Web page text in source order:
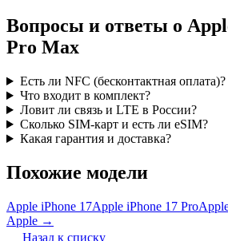
Вопросы и ответы о
Pro Max
Есть ли NFC (бесконтактная оплата)?
Что входит в комплект?
Ловит ли связь и LTE в России?
Сколько SIM-карт и есть ли eSIM?
Какая гарантия и доставка?
Похожие модели
Apple iPhone 17Apple iPhone 17 Pro
Apple →
Назад к списку